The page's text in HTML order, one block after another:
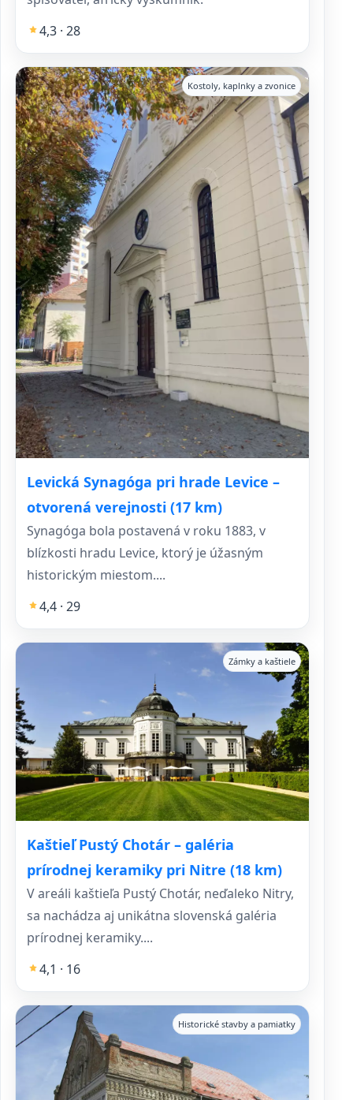
4,3 · 28
Levická Synagóga pri hrade Levice –
otvorená verejnosti (17 km)
Kostoly, kaplnky a zvonice
Synagóga bola postavená v roku 1883, v
blízkosti hradu Levice, ktorý je úžasným
historickým miestom....
4,4 · 29
Kaštieľ Pustý Chotár – galéria
prírodnej keramiky pri Nitre (18 km)
Zámky a kaštiele
V areáli kaštieľa Pustý Chotár, neďaleko Nitry,
sa nachádza aj unikátna slovenská galéria
prírodnej keramiky....
4,1 · 16
Historické stavby a pamiatky